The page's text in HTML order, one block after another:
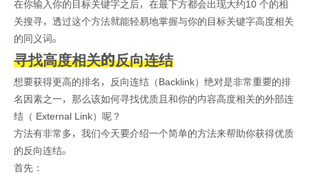
在你输入你的目标关键字之后，在最下方都会出现大约10 个的相
关搜寻，透过这个方法就能轻易地掌握与你的目标关键字高度相关
的同义词。
寻找高度相关的反向连结
想要获得更高的排名，反向连结（Backlink）绝对是非常重要的排
名因素之一，那么该如何寻找优质且和你的内容高度相关的外部连
结（ External Link）呢？
方法有非常多，我们今天要介绍一个简单的方法来帮助你获得优质
的反向连结。
首先：